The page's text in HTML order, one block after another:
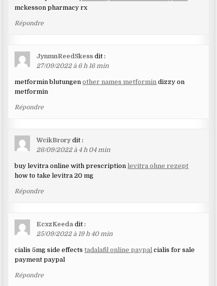
mckesson pharmacy rx
Répondre
JynmnReedSkess dit :
27/09/2022 à 6 h 16 min
metformin blutungenother names metformin dizzy on
metformin
Répondre
WcikBrory dit :
26/09/2022 à 4 h 04 min
buy levitra online with prescription levitra ohne rezept
how to take levitra 20 mg
Répondre
EcxzKeeda dit :
25/09/2022 à 19 h 40 min
cialis 5mg side effectstadalafil online paypal cialis for sale
payment paypal
Répondre